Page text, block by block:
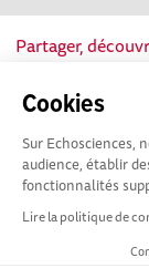
Cookies
Sur Echosciences,
audience, établir
fonctionnalités
Lire la politique de
Partager,
culture
Mentions légales
|Ligne